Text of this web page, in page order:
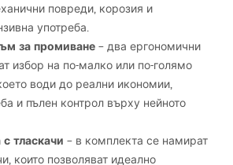
повреди, корозия и
употреба.
за промиване – два ергономични
избор на по-малко или по-голямо
води до реални икономии,
и пълен контрол върху нейното
тласкачи – в комплекта се намират
които позволяват идеално